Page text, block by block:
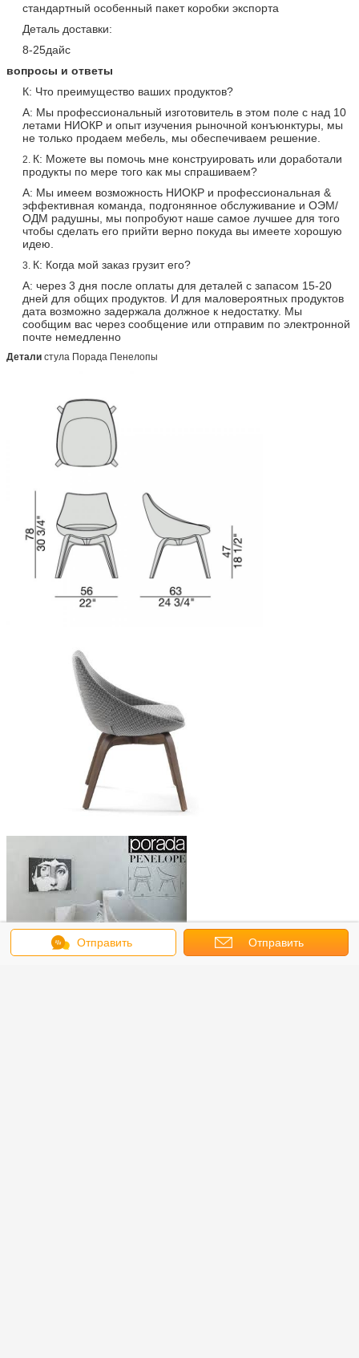
стандартный особенный пакет коробки экспорта
Деталь доставки:
8-25дайс
вопросы и ответы
К: Что преимущество ваших продуктов?
А: Мы профессиональный изготовитель в этом поле с над 10
летами НИОКР и опыт изучения рыночной конъюнктуры, мы
не только продаем мебель, мы обеспечиваем решение.
2. К: Можете вы помочь мне конструировать или доработали
продукты по мере того как мы спрашиваем?
А: Мы имеем возможность НИОКР и профессиональная &
эффективная команда, подгонянное обслуживание и ОЭМ/
ОДМ радушны, мы попробуют наше самое лучшее для того
чтобы сделать его прийти верно покуда вы имеете хорошую
идею.
3. К: Когда мой заказ грузит его?
А: через 3 дня после оплаты для деталей с запасом 15-20
дней для общих продуктов. И для маловероятных продуктов
дата возможно задержала должное к недостатку. Мы
сообщим вас через сообщение или отправим по электронной
почте немедленно
Детали стула Порада Пенелопы
Отправить Отправить